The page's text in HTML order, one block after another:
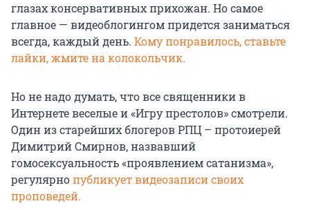
глазах консервативных прихожан. Но самое
главное — видеоблогингом придется заниматься
всегда, каждый день. Кому понравилось, ставьте
лайки, жмите на колокольчик.
Но не надо думать, что все священники в
Интернете веселые и «Игру престолов» смотрели.
Один из старейших блогеров РПЦ – протоиерей
Димитрий Смирнов, назвавший
гомосексуальность «проявлением сатанизма»,
регулярнопубликует видеозаписи своих
проповедей.